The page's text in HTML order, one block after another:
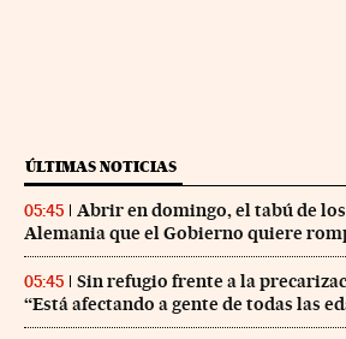
ÚLTIMAS NOTICIAS
05:45
Abrir en domingo, el tabú de
Alemania que el Gobierno quiere
05:45
Sin refugio frente a la
“Está afectando a gente de todas las